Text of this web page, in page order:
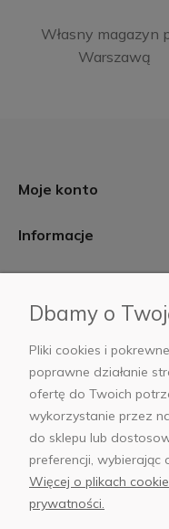
Własny magazyn
Warszawą
Moje konto
Informacje
AB Foto
Dbamy o
Pliki cookies i
poprawne działanie
ofertę do Twoich
wykorzystanie przez
do sklepu lub
preferencji, wybierając
Więcej o plikach
prywatności.